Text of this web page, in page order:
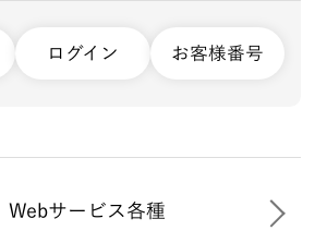
ログイン お客様番号
Webサービス各種